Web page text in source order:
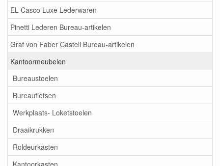
EL Casco Luxe Lederwaren
Pinetti Lederen Bureau-artikelen
Graf von Faber Castell Bureau-artikelen
Kantoormeubelen
Bureaustoelen
Bureaufietsen
Werkplaats- Loketstoelen
Draaikrukken
Roldeurkasten